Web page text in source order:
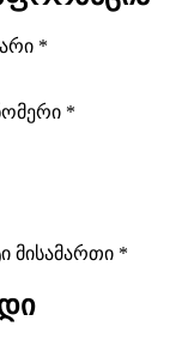
*
*
მისამართი *